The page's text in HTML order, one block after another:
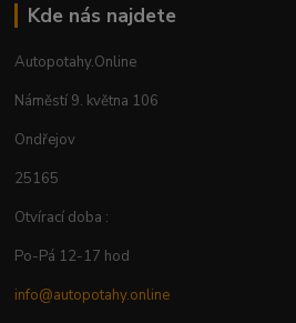
Kde nás najdete
Autopotahy.Online
Náměstí 9. května 106
Ondřejov
25165
Otvírací doba :
Po-Pá 12-17 hod
info@autopotahy.online